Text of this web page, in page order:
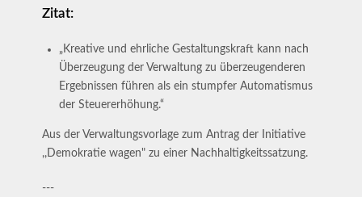
Zitat:
„Kreative und ehrliche Gestaltungskraft kann nach
Überzeugung der Verwaltung zu überzeugenderen
Ergebnissen führen als ein stumpfer Automatismus
der Steuererhöhung.“
Aus der Verwaltungsvorlage zum Antrag der Initiative
,,Demokratie wagen" zu einer Nachhaltigkeitssatzung.
---